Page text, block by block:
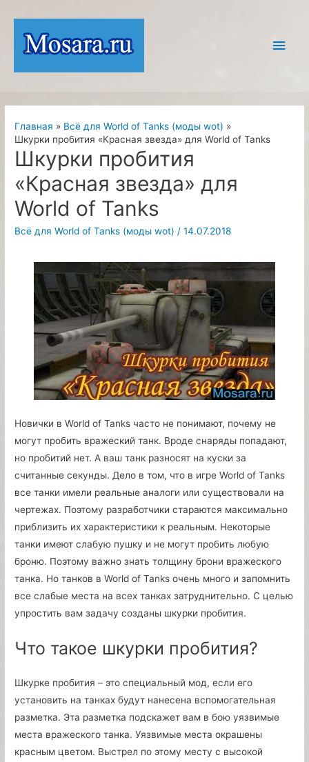
содержимому
Главная
Всё для World of Tanks (моды wot)
Шкурки пробития «Красная звезда» для World of Tanks
Шкурки пробития
«Красная звезда» для
World of Tanks
Всё для World of Tanks (моды wot) /14.07.2018
Новички в World of Tanks часто не понимают, почему не
могут пробить вражеский танк. Вроде снаряды попадают,
но пробитий нет. А ваш танк разносят на куски за
считанные секунды. Дело в том, что в игре World of Tanks
все танки имели реальные аналоги или существовали на
чертежах. Поэтому разработчики стараются максимально
приблизить их характеристики к реальным. Некоторые
танки имеют слабую пушку и не могут пробить любую
броню. Поэтому важно знать толщину брони вражеского
танка. Но танков в World of Tanks очень много и запомнить
все слабые места на всех танках затруднительно. С целью
упростить вам задачу созданы шкурки пробития.
Что такое шкурки пробития?
Шкурке пробития – это специальный мод, если его
установить на танках будут нанесена вспомогательная
разметка. Эта разметка подскажет вам в бою уязвимые
места вражеского танка. Уязвимые места окрашены
красным цветом. Выстрел по этому месту с высокой